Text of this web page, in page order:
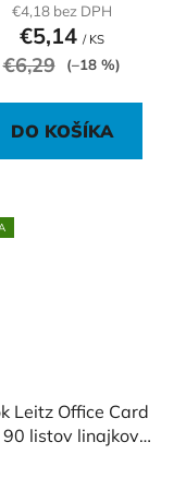
€4,18 bez DPH
€5,14 / KS
€6,29 (–18 %)
DO KOŠÍKA
Leitz Office Card
listov linajkový